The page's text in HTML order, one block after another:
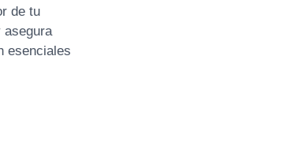
de tu
asegura
esenciales